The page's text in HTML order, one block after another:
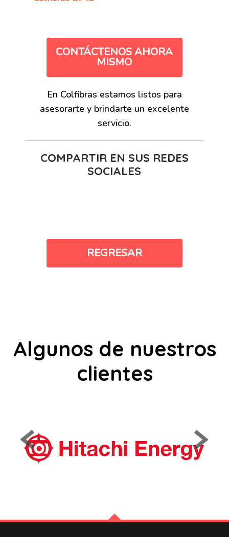
CONTÁCTENOS AHORA
MISMO
En Colfibras estamos listos para
asesorarte y brindarte un excelente
servicio.
COMPARTIR EN SUS REDES
SOCIALES
REGRESAR
Algunos de nuestros
clientes